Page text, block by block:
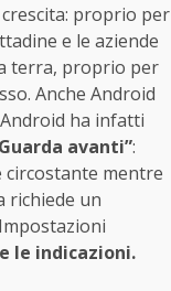
proprio per
e le aziende
terra, proprio per
Anche Android
ha infatti
avanti”:
circostante mentre
richiede un
le indicazioni.